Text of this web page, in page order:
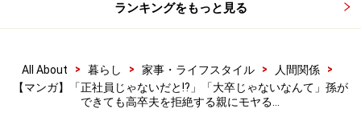
ランキングをもっと見る
All About > 暮らし > 家事・ライフスタイル > 人間関係
>
【マンガ】「正社員じゃないだと!?」「大卒じゃないなんて」孫が
できても高卒夫を拒絶する親にモヤる…